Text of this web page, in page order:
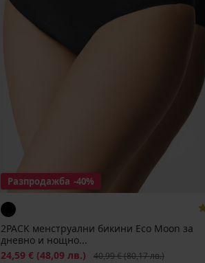
Разпродажба -40%
2PACK менструални бикини Eco Moon за
дневно и нощно...
Намаление
24,59 € (48,09 лв.) Първоначална цена
40,99 €(80,17 лв.)